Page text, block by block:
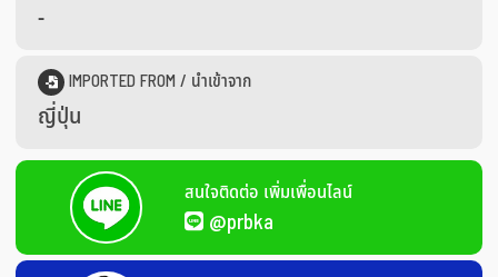
-
IMPORTED FROM / นำเข้าจาก
ญี่ปุ่น
สนใจติดต่อ เพิ่มเพื่อนไลน์
@prbka